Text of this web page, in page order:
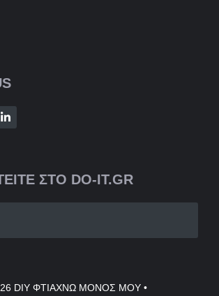
ΣΤΟ DO-IT.GR
DIY ΦΤΙΑΧΝΩ ΜΟΝΟΣ ΜΟΥ•